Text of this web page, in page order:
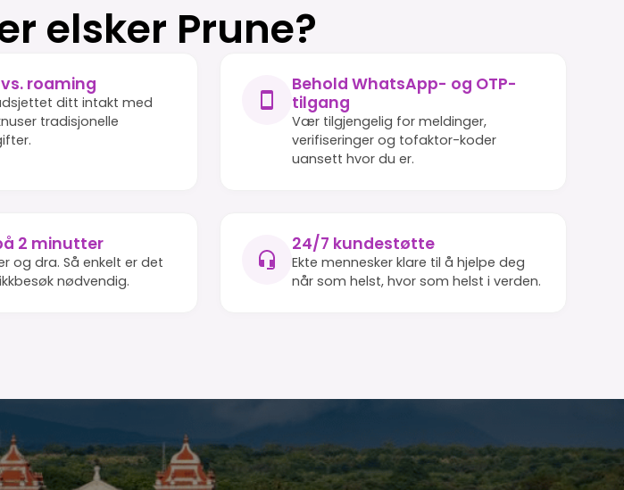
elsker Prune?
roaming
ditt intakt med
tradisjonelle
Behold WhatsApp- og OTP-
tilgang
Vær tilgjengelig for meldinger,
verifiseringer og tofaktor-koder
uansett hvor du er.
2 minutter
og dra. Så enkelt er det
nødvendig.
24/7 kundestøtte
Ekte mennesker klare til å hjelpe deg
når som helst, hvor som helst i verden.